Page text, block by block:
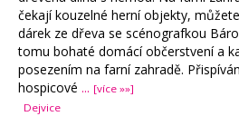
čekají kouzelné herní objekty,
dárek ze dřeva se scénografkou
tomu bohaté domácí občerstvení a
posezením na farní zahradě.
hospicové ... [více »»]
Dejvice